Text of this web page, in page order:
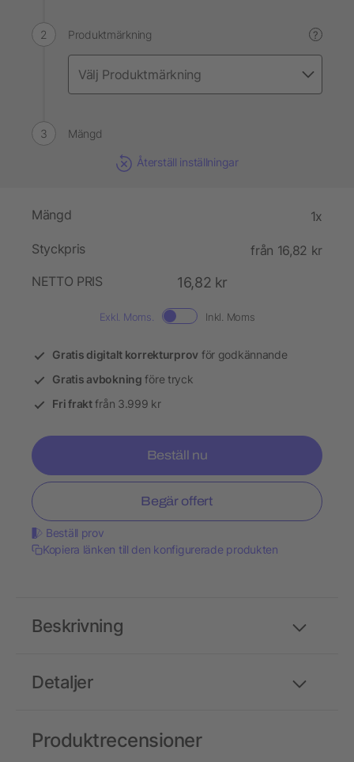
Produktmärkning ?
Mängd
Återställ inställningar
Mängd 1x
Styckpris
från 16,82 kr
NETTO PRIS
16,82 kr
Exkl. Moms. Inkl. Moms
Gratis digitalt korrekturprov för godkännande
Gratis avbokning före tryck
Fri fraktfrån 3.999 kr
Beställ nu
Begär offert
Beställ prov
Kopiera länken till den konfigurerade produkten
Detaljer
Beskrivning
Produktrecensioner